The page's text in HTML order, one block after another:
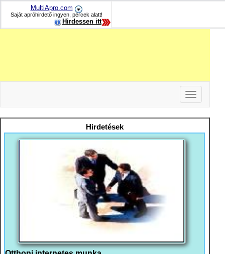
MultiApro.com
Saját apróhirdető ingyen, percek alatt!
Hirdessen itt
Toggle
navigation
-
-
Hirdetések